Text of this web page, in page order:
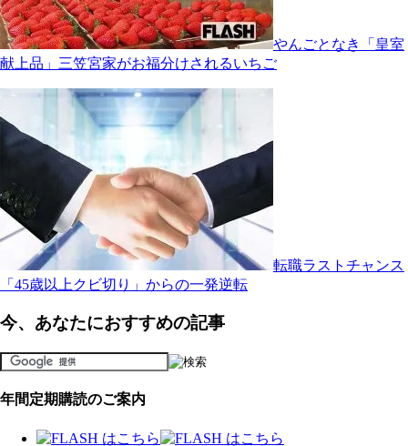
やんごとなき「皇室
献上品」三笠宮家がお福分けされるいちご
転職ラストチャンス
「45歳以上クビ切り」からの一発逆転
今、あなたにおすすめの記事
年間定期購読のご案内